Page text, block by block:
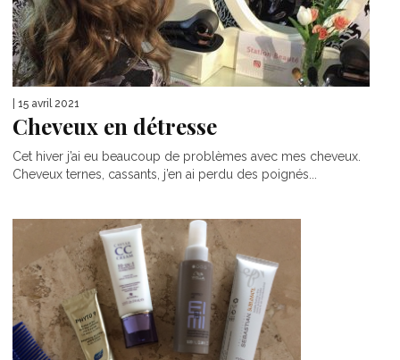
| 15 avril 2021
Cheveux en détresse
Cet hiver j’ai eu beaucoup de problèmes avec mes cheveux.
Cheveux ternes, cassants, j’en ai perdu des poignés...